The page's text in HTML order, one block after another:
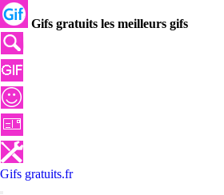
Gifs gratuits les meilleurs gifs
Gifs gratuits.fr